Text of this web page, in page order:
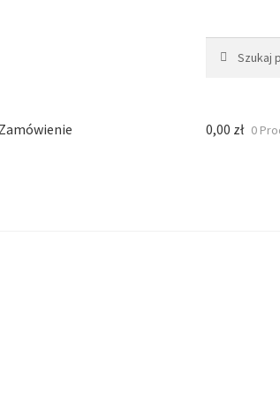
Zamówienie 0,00 zł 0